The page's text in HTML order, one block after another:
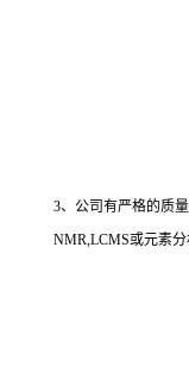
3、公司有严格的质
NMR,LCMS或元素分